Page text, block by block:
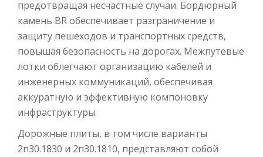
предотвращая несчастные случаи. Бордюрный
камень BR обеспечивает разграничение и
защиту пешеходов и транспортных средств,
повышая безопасность на дорогах. Межпутевые
лотки облегчают организацию кабелей и
инженерных коммуникаций, обеспечивая
аккуратную и эффективную компоновку
инфраструктуры.
Дорожные плиты, в том числе варианты
2п30.1830 и 2п30.1810, представляют собой